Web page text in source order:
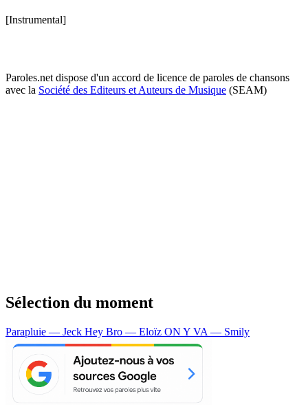
[Instrumental]
Paroles.net dispose d'un accord de licence de paroles de chansons
avec la Société des Editeurs et Auteurs de Musique (SEAM)
Sélection du moment
Parapluie — Jeck Hey Bro — Eloïz ON Y VA — Smily